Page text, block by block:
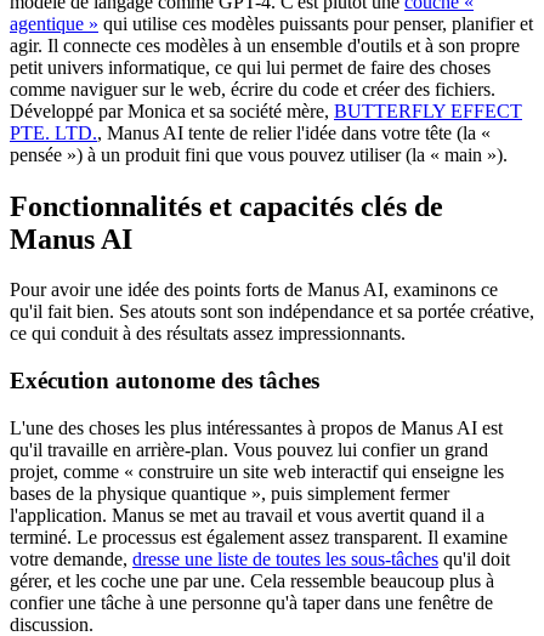
agentique » qui utilise ces modèles puissants pour penser, planifier et
agir. Il connecte ces modèles à un ensemble d'outils et à son propre
petit univers informatique, ce qui lui permet de faire des choses
comme naviguer sur le web, écrire du code et créer des fichiers.
Développé par Monica et sa société mère, BUTTERFLY EFFECT
PTE. LTD., Manus AI tente de relier l'idée dans votre tête (la «
pensée ») à un produit fini que vous pouvez utiliser (la « main »).
Fonctionnalités et capacités clés de
Manus AI
Pour avoir une idée des points forts de Manus AI, examinons ce
qu'il fait bien. Ses atouts sont son indépendance et sa portée créative,
ce qui conduit à des résultats assez impressionnants.
Exécution autonome des tâches
L'une des choses les plus intéressantes à propos de Manus AI est
qu'il travaille en arrière-plan. Vous pouvez lui confier un grand
projet, comme « construire un site web interactif qui enseigne les
bases de la physique quantique », puis simplement fermer
l'application. Manus se met au travail et vous avertit quand il a
terminé. Le processus est également assez transparent. Il examine
votre demande, dresse une liste de toutes les sous-tâches qu'il doit
gérer, et les coche une par une. Cela ressemble beaucoup plus à
confier une tâche à une personne qu'à taper dans une fenêtre de
discussion.